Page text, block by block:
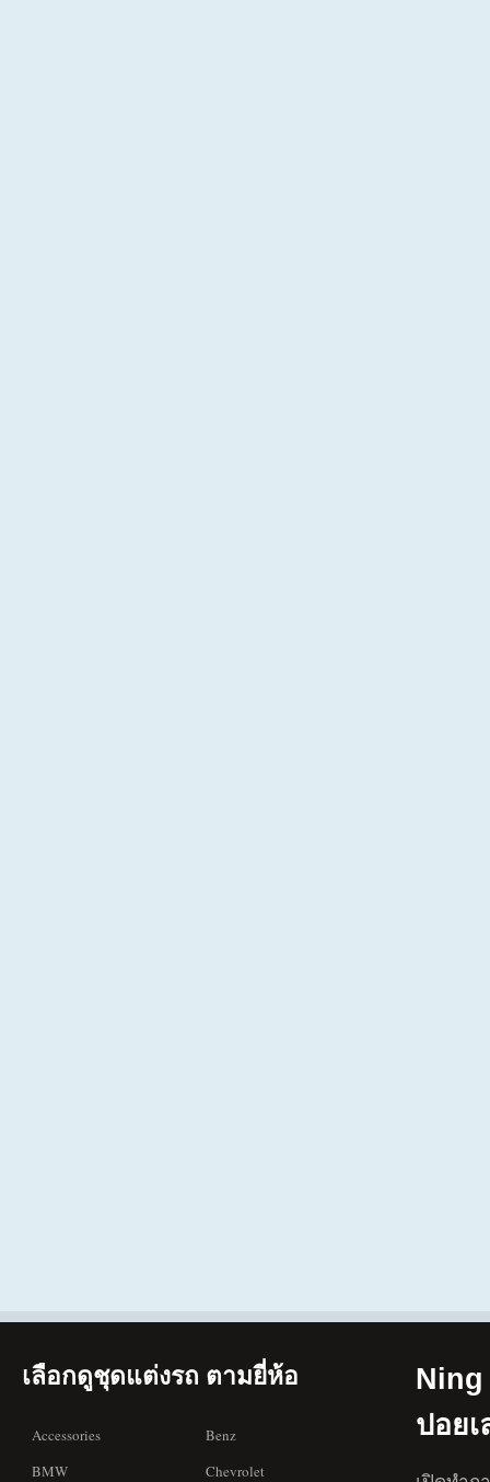
เลือกดูชุดแต่งรถ ตามยี่ห้อ
Accessories
Benz
BMW
Chevrolet
Ning
ปอย